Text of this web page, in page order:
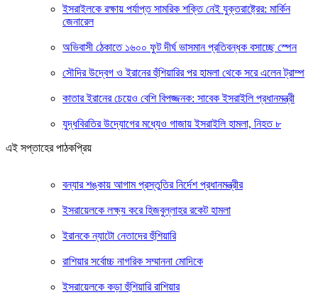
ইসরাইলকে রক্ষায় পর্যাপ্ত সামরিক শক্তি নেই যুক্তরাষ্ট্রের: মার্কিন
জেনারেল
অভিবাসী ঠেকাতে ১৬০০ ফুট দীর্ঘ ভাসমান প্রতিবন্ধক বসাচ্ছে স্পেন
সৌদির উদ্বেগ ও ইরানের হুঁশিয়ারির পর হামলা থেকে সরে এলেন ট্রাম্প
কাতার ইরানের চেয়েও বেশি বিপজ্জনক: সাবেক ইসরাইলি প্রধানমন্ত্রী
যুদ্ধবিরতির উদ্যোগের মধ্যেও গাজায় ইসরাইলি হামলা, নিহত ৮
এই সপ্তাহের পাঠকপ্রিয়
বন্যার শঙ্কায় আগাম প্রস্তুতির নির্দেশ প্রধানমন্ত্রীর
ইসরায়েলকে লক্ষ্য করে হিজবুল্লাহর রকেট হামলা
ইরানকে ন্যাটো নেতাদের হুঁশিয়ারি
রাশিয়ার সর্বোচ্চ নাগরিক সম্মাননা মোদিকে
ইসরায়েলকে কড়া হুঁশিয়ারি রাশিয়ার